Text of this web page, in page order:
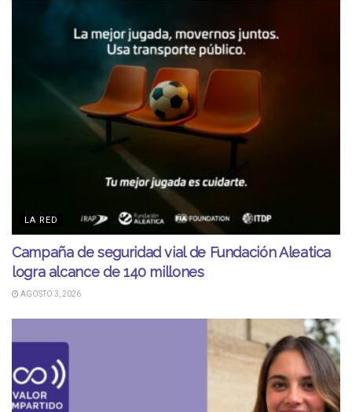
LA RED
Campaña de seguridad vial de Fundación Aleatica
logra alcance de 140 millones
AGOSTO 3, 2026